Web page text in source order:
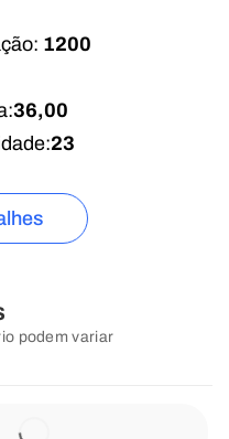
1200
36,00
23
podem variar